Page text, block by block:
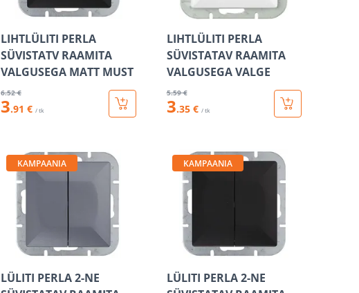
LIHTLÜLITI PERLA
SÜVISTATV RAAMITA
VALGUSEGA MATT MUST
6.52 €
3.91 € / tk
LIHTLÜLITI PERLA
SÜVISTATAV RAAMITA
VALGUSEGA VALGE
5.59 €
3.35 € / tk
KAMPAANIA
LÜLITI PERLA 2-NE
KAMPAANIA
LÜLITI PERLA 2-NE